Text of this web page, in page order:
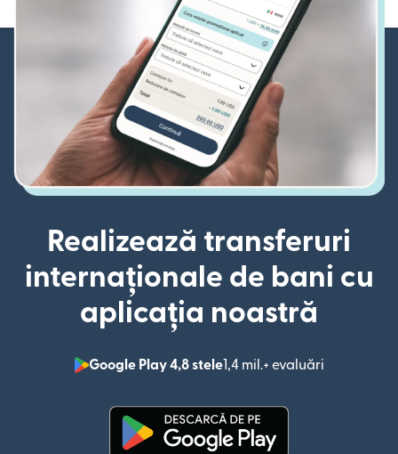
Realizează transferuri
internaționale de bani cu
aplicația noastră
Google Play 4,8 stele1,4 mil.+ evaluări
(se